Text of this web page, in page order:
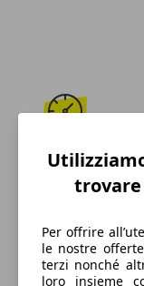
203 km/h
Velocità massima
Diesel
trovare
Per offrire
le nostre
terzi nonché
loro insieme